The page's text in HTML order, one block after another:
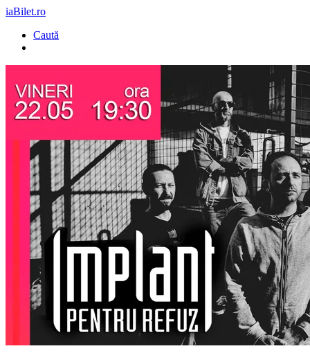
iaBilet.ro
Caută